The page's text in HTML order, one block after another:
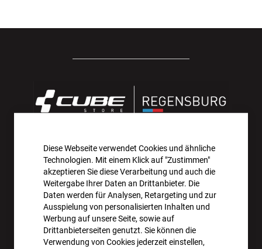
Diese Webseite verwendet Cookies und ähnliche
Technologien. Mit einem Klick auf "Zustimmen"
akzeptieren Sie diese Verarbeitung und auch die
Weitergabe Ihrer Daten an Drittanbieter. Die
Daten werden für Analysen, Retargeting und zur
Ausspielung von personalisierten Inhalten und
Werbung auf unsere Seite, sowie auf
Drittanbieterseiten genutzt. Sie können die
Verwendung von Cookies jederzeit einstellen,
AKTIONEN UND NEUHEITEN ABONNIEREN UND
10€ GUTSCHEIN SICHERN!**
ANMELDEN
**Angebot gültig ab einem Bestellwert von 100€.
Abmeldung jederzeit möglich.